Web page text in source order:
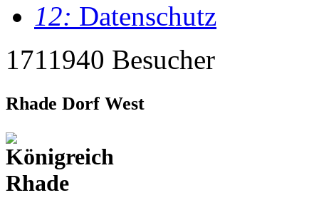
12: Datenschutz
1711940 Besucher
Rhade Dorf West